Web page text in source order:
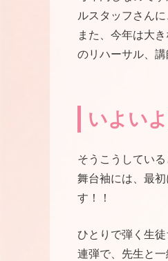
ルスタッフさん
また、今年は大
のリハーサル、
いよい
そうこうしている
舞台袖には、最
す！！
ひとりで弾く生徒
連弾で、先生と